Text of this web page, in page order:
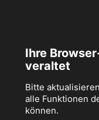
Ihre
veraltet
Bitte
alle Funktionen
können.